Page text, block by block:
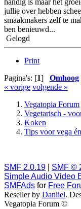
handig is maar het
jullie over hebben
smaakmakers zelf te
ben benieuwd...
Gelogd
Print
Pagina's: [1] Omhoog
« vorige volgende »
Vegatopia Forum
Vegetarisch -
Koken
Tips voor vega
SMF 2.0.19 SMF ©
Simple Audio Video
SMFAds for Free
Reseller by Daniiel.
Vegatopia Forum ©